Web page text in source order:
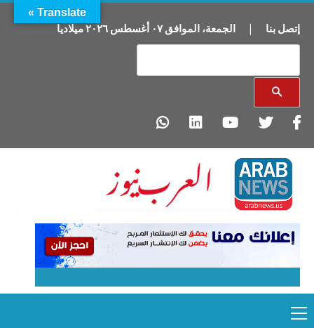
إتصل بنا | الجمعة، الموافق٠٧ أغسطس ٢٠٢٦ميلاديا
to
Menu
Translate »